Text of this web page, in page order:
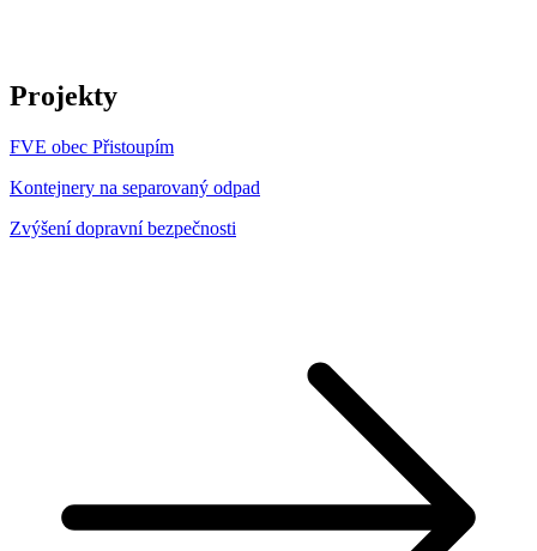
Projekty
FVE obec Přistoupím
Kontejnery na separovaný odpad
Zvýšení dopravní bezpečnosti